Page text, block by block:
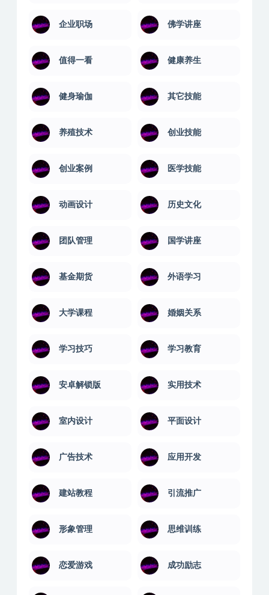
企业职场 佛学讲座
值得一看 健康养生
健身瑜伽 其它技能
养殖技术 创业技能
创业案例 医学技能
动画设计 历史文化
团队管理 国学讲座
基金期货 外语学习
大学课程 婚姻关系
学习技巧 学习教育
安卓解锁版 实用技术
室内设计 平面设计
广告技术 应用开发
建站教程 引流推广
形象管理 思维训练
恋爱游戏 成功励志